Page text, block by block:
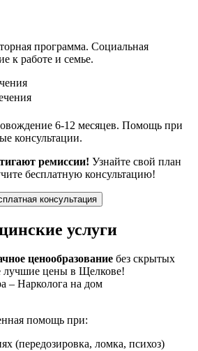
программа. Социальная
к работе и семье.
6-12 месяцев. Помощь при
консультации.
ремиссии! Узнайте свой план
бесплатную консультацию!
консультация
услуги
ценообразование без скрытых
лучшие цены в Щелкове!
– Нарколога на дом
помощь при:
(передозировка, ломка, психоз)